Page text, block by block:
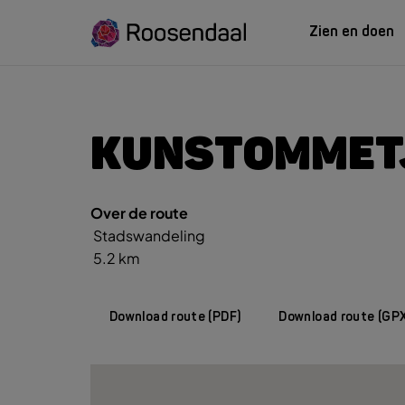
Zien en doen
ZIEN EN
UITagenda
Wandelen
Activiteiten
LEREN
Studeren in Roosendaal
INTROosendaal
Over de route
Stadswandeling
5.2 km
Download route (PDF) Download route